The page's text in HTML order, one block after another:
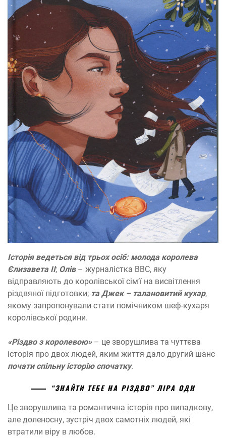
Історія ведеться від трьох осіб: молода королева
Єлизавета ІІ; Олів– журналістка ВВС, яку
відправляють до королівської сім’ї на висвітлення
різдвяної підготовки; та Джек – талановитий кухар,
якому запропонували стати помічником шеф-кухаря
королівської родини.
«Різдво з королевою»– це зворушлива та чуттєва
історія про двох людей, яким життя дало другий шанс
почати спільну історію спочатку.
“ЗНАЙТИ ТЕБЕ НА РІЗДВО” ЛІРА ОДН
Це зворушлива та романтична історія про випадкову,
але доленосну, зустріч двох самотніх людей, які
втратили віру в любов.